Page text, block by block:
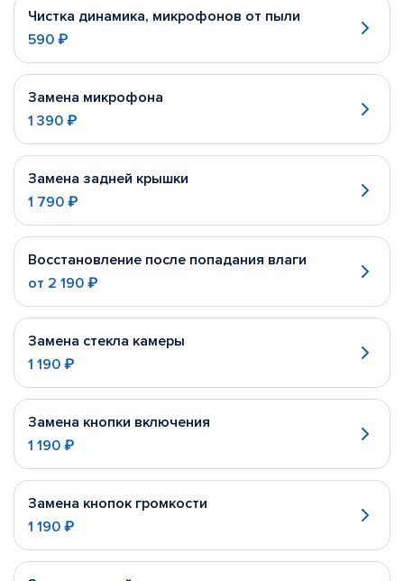
Чистка динамика, микрофонов от пыли
590 ₽
Замена микрофона
1 390 ₽
Замена задней крышки
1 790 ₽
Восстановление после попадания влаги
от 2 190 ₽
Замена стекла камеры
1 190 ₽
Замена кнопки включения
1 190 ₽
Замена кнопок громкости
1 190 ₽